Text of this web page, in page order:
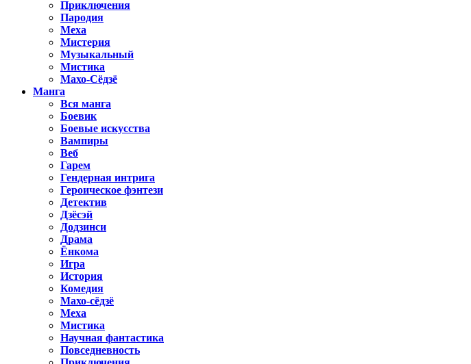
Приключения
Пародия
Меха
Мистерия
Музыкальный
Мистика
Махо-Сёдзё
Манга
Вся манга
Боевик
Боевые искусства
Вампиры
Веб
Гарем
Гендерная интрига
Героическое фэнтези
Детектив
Дзёсэй
Додзинси
Драма
Ёнкома
Игра
История
Комедия
Махо-сёдзё
Меха
Мистика
Научная фантастика
Повседневность